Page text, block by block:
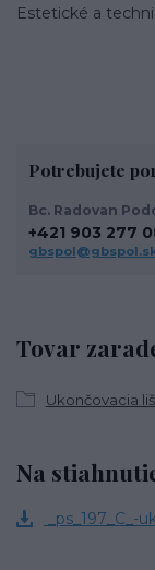
Estetické a
Tovar
Ukončovacia
Potrebujete
Bc. Radovan
+421 903 277
Na
_ps_197_C_-